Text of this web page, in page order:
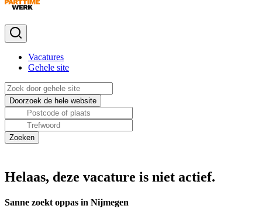
Vacatures
Gehele site
Helaas, deze vacature is niet actief.
Sanne zoekt oppas in Nijmegen